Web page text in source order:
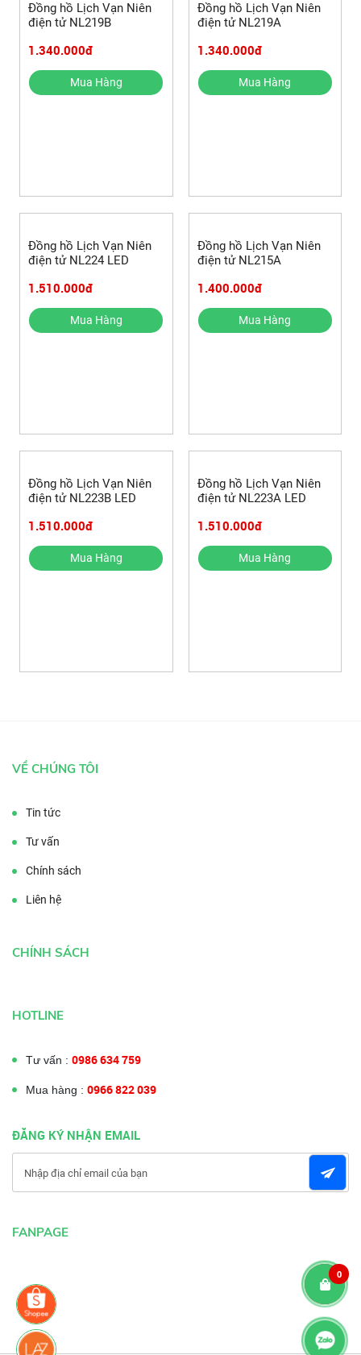
Đồng hồ Lịch Vạn Niên
điện tử NL219B
1.340.000đ
Mua Hàng
Đồng hồ Lịch Vạn Niên
điện tử NL219A
1.340.000đ
Mua Hàng
Đồng hồ Lịch Vạn Niên
điện tử NL224 LED
1.510.000đ
Mua Hàng
Đồng hồ Lịch Vạn Niên
điện tử NL215A
1.400.000đ
Mua Hàng
Đồng hồ Lịch Vạn Niên
điện tử NL223B LED
1.510.000đ
Mua Hàng
Đồng hồ Lịch Vạn Niên
điện tử NL223A LED
1.510.000đ
Mua Hàng
VỀ CHÚNG TÔI
Tin tức
Tư vấn
Chính sách
Liên hệ
CHÍNH SÁCH
HOTLINE
Tư vấn : 0986 634 759
Mua hàng : 0966 822 039
ĐĂNG KÝ NHẬN EMAIL
FANPAGE
0